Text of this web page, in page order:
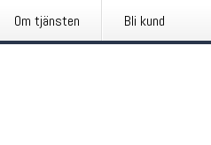
Om tjänsten Bli kund